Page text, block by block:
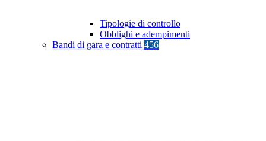
Tipologie di controllo
Obblighi e adempimenti
Bandi di gara e contratti 456